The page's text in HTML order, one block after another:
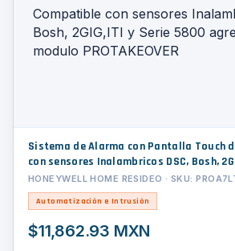
Sistema de Alarma con Pantalla Touch
con sensores Inalambricos DSC, Bosh,
agregando el modulo PROTAKEOVER
HONEYWELL HOME RESIDEO · SKU:
Automatización e Intrusión
$11,862.93 MXN